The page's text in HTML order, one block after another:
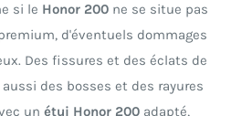
si le Honor 200 ne se situe pas
d'éventuels dommages
Des fissures et des éclats de
des bosses et des rayures
un étui Honor 200 adapté,